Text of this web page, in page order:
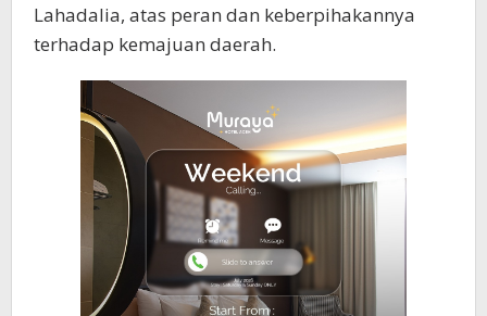
Lahadalia, atas peran dan keberpihakannya
terhadap kemajuan daerah.